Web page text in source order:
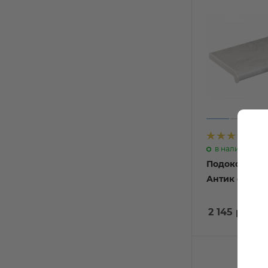
в наличии
Подоконник
Антик серый
2 145 руб /